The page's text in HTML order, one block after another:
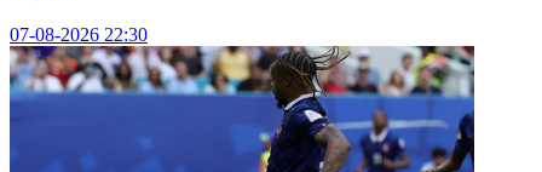
07-08-2026 22:30